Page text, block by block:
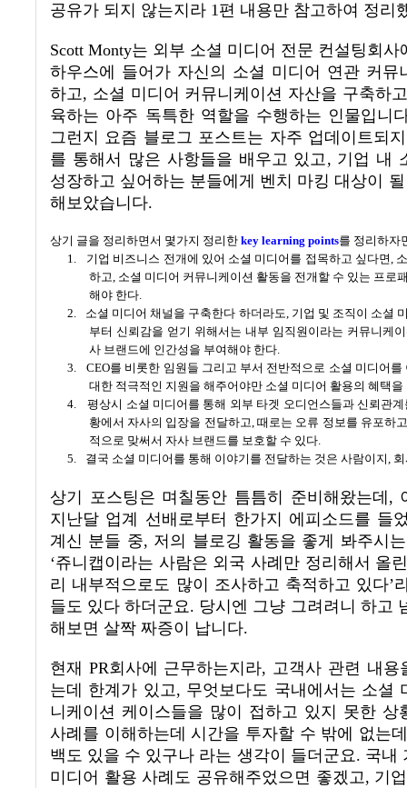
공유가 되지 않는지라 1편 내용만 참고하여 정리
Scott Monty는 외부 소셜 미디어 전문 컨설팅회사
하우스에 들어가 자신의 소셜 미디어 연관 커뮤
하고, 소셜 미디어 커뮤니케이션 자산을 구축하고
육하는 아주 독특한 역할을 수행하는 인물입니
그런지 요즘 블로그 포스트는 자주 업데이트되
를 통해서 많은 사항들을 배우고 있고, 기업 내
성장하고 싶어하는 분들에게 벤치 마킹 대상이
해보았습니다.
상기 글을 정리하면서 몇가지 정리한 key learning points를 정리하자
1.
기업 비즈니스 전개에 있어 소셜 미디어를 접목하고 싶다면,
하고, 소셜 미디어 커뮤니케이션 활동을 전개할 수 있는 프로
해야 한다.
2.
소셜 미디어 채널을 구축한다 하더라도, 기업 및 조직이 소셜
부터 신뢰감을 얻기 위해서는 내부 임직원이라는 커뮤니케
사 브랜드에 인간성을 부여해야 한다.
3.
CEO를 비롯한 임원들 그리고 부서 전반적으로 소셜 미디어를
대한 적극적인 지원을 해주어야만 소셜 미디어 활용의 혜택을
4.
평상시 소셜 미디어를 통해 외부 타겟 오디언스들과 신뢰관
황에서 자사의 입장을 전달하고,때로는 오류 정보를 유포하
적으로 맞써서 자사 브랜드를 보호할 수 있다.
5.
결국 소셜 미디어를 통해 이야기를 전달하는 것은 사람이지,
상기 포스팅은 며칠동안 틈틈히 준비해왔는데 ,
지난달 업계 선배로부터 한가지 에피소드를 들
계신 분들 중, 저의 블로깅 활동을 좋게 봐주시
‘쥬니캡이라는 사람은 외국 사례만 정리해서 올
리 내부적으로도 많이 조사하고 축적하고 있다’
들도 있다 하더군요. 당시엔 그냥 그려려니 하고
해보면 살짝 짜증이 납니다.
현재 PR회사에 근무하는지라, 고객사 관련 내용
는데 한계가 있고, 무엇보다도 국내에서는 소셜
니케이션 케이스들을 많이 접하고 있지 못한 상
사례를 이해하는데 시간을 투자할 수 밖에 없는
백도 있을 수 있구나 라는 생각이 들더군요. 국내
미디어 활용 사례도 공유해주었으면 좋겠고, 기